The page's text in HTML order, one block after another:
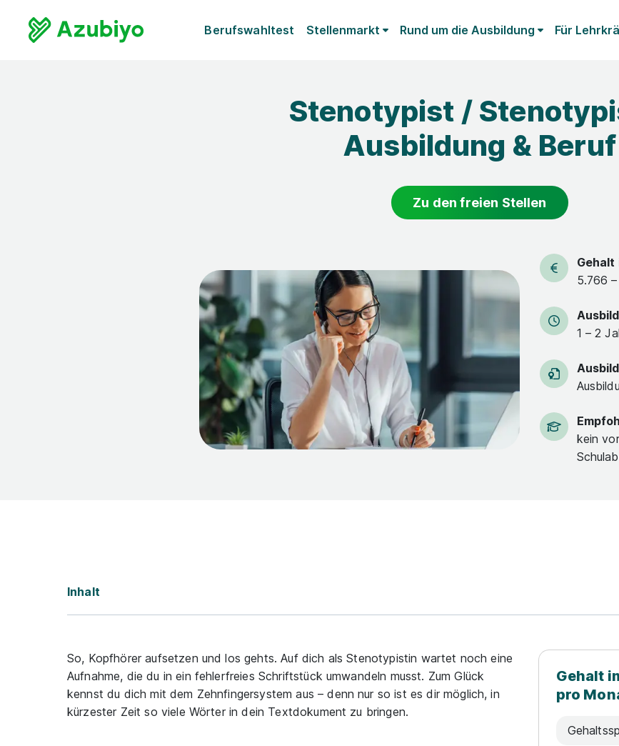
Berufswahltest Stellenmarkt Rund um die Ausbildung Für
Stenotypist /
Ausbildung & Beruf
Zu den freien Stellen
Gehalt
5.766
1 – 2
kein
Inhalt
So, Kopfhörer aufsetzen und los gehts. Auf dich als Stenotypistin wartet noch eine
Aufnahme, die du in ein fehlerfreies Schriftstück umwandeln musst. Zum Glück
kennst du dich mit dem Zehnfingersystem aus – denn nur so ist es dir möglich, in
kürzester Zeit so viele Wörter in dein Textdokument zu bringen.
Gehalt
pro